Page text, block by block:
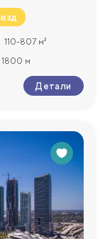
110-807 м²
1800 м
Детали